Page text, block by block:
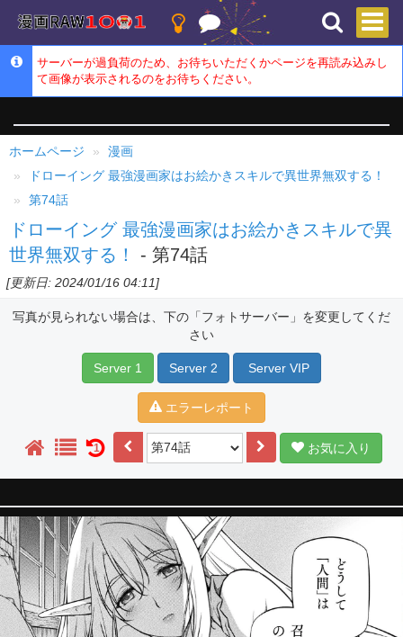
サーバーが過負荷のため、お待ちいただくかページを再読み込みし
て画像が表示されるのをお待ちください。
ホームページ
漫画
ドローイング 最強漫画家はお絵かきスキルで異世界無双する！
第74話
ドローイング 最強漫画家はお絵かきスキルで異
世界無双する！
- 第74話
[更新日: 2024/01/16 04:11]
写真が見られない場合は、下の「フォトサーバー」を変更してくだ
さい
Server 1 Server 2 Server VIP
エラーレポート
1 お気に入り